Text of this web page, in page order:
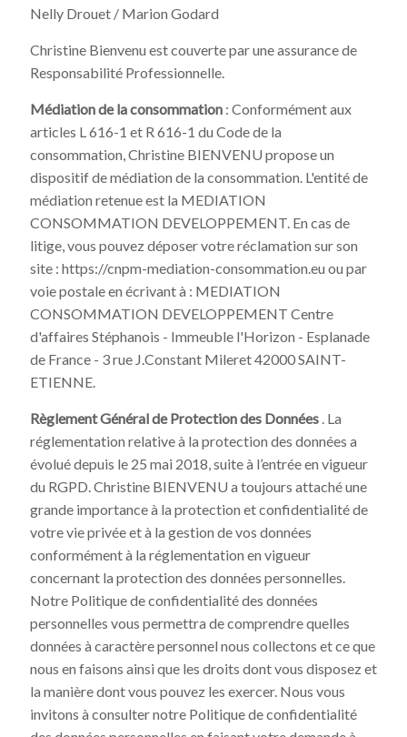
Nelly Drouet / Marion Godard
Christine Bienvenu est couverte par une assurance de
Responsabilité Professionnelle.
Médiation de la consommation : Conformément aux
articles L 616-1 et R 616-1 du Code de la
consommation, Christine BIENVENU propose un
dispositif de médiation de la consommation. L'entité de
médiation retenue est la MEDIATION
CONSOMMATION DEVELOPPEMENT. En cas de
litige, vous pouvez déposer votre réclamation sur son
site : https://cnpm-mediation-consommation.eu ou par
voie postale en écrivant à : MEDIATION
CONSOMMATION DEVELOPPEMENT Centre
d'affaires Stéphanois - Immeuble l'Horizon - Esplanade
de France - 3 rue J.Constant Mileret 42000 SAINT-
ETIENNE.
Règlement Général de Protection des Données . La
réglementation relative à la protection des données a
évolué depuis le 25 mai 2018, suite à l’entrée en vigueur
du RGPD. Christine BIENVENU a toujours attaché une
grande importance à la protection et confidentialité de
votre vie privée et à la gestion de vos données
conformément à la réglementation en vigueur
concernant la protection des données personnelles.
Notre Politique de confidentialité des données
personnelles vous permettra de comprendre quelles
données à caractère personnel nous collectons et ce que
nous en faisons ainsi que les droits dont vous disposez et
la manière dont vous pouvez les exercer. Nous vous
invitons à consulter notre Politique de confidentialité